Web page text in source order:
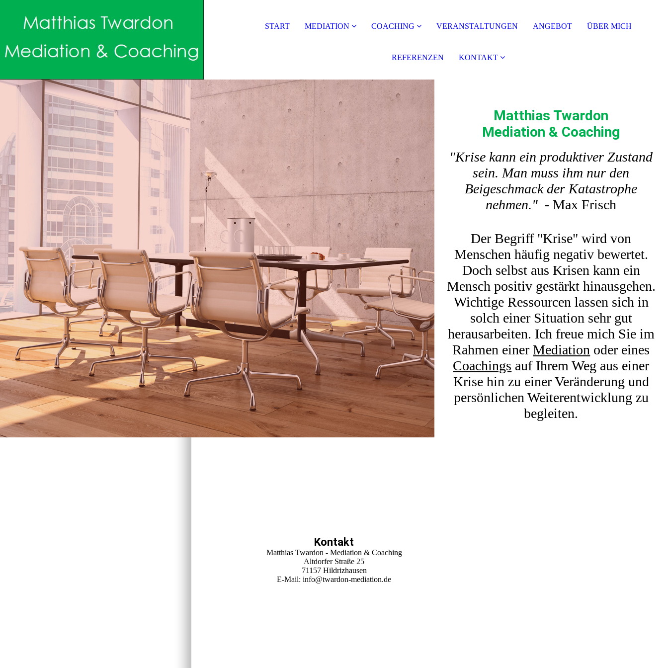
START MEDIATION COACHING VERANSTALTUNGEN ANGEBOT ÜBER MICH
REFERENZEN KONTAKT
Matthias Twardon
Mediation & Coaching
"Krise kann ein produktiver Zustand
sein. Man muss ihm nur den
Beigeschmack der Katastrophe
nehmen." - Max Frisch
Der Begriff "Krise" wird von
Menschen häufig negativ bewertet.
Doch selbst aus Krisen kann ein
Mensch positiv gestärkt hinausgehen.
Wichtige Ressourcen lassen sich in
solch einer Situation sehr gut
herausarbeiten. Ich freue mich Sie im
Rahmen einerMediation oder eines
Coachings auf Ihrem Weg aus einer
Krise hin zu einer Veränderung und
persönlichen Weiterentwicklung zu
begleiten.
Kontakt
Matthias Twardon - Mediation & Coaching
Altdorfer Straße 25
71157 Hildrizhausen
E-Mail: info@twardon-mediation.de